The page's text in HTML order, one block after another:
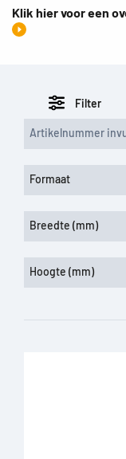
Klik hier voor een
Filter
Formaat
Breedte (mm)
Hoogte (mm)